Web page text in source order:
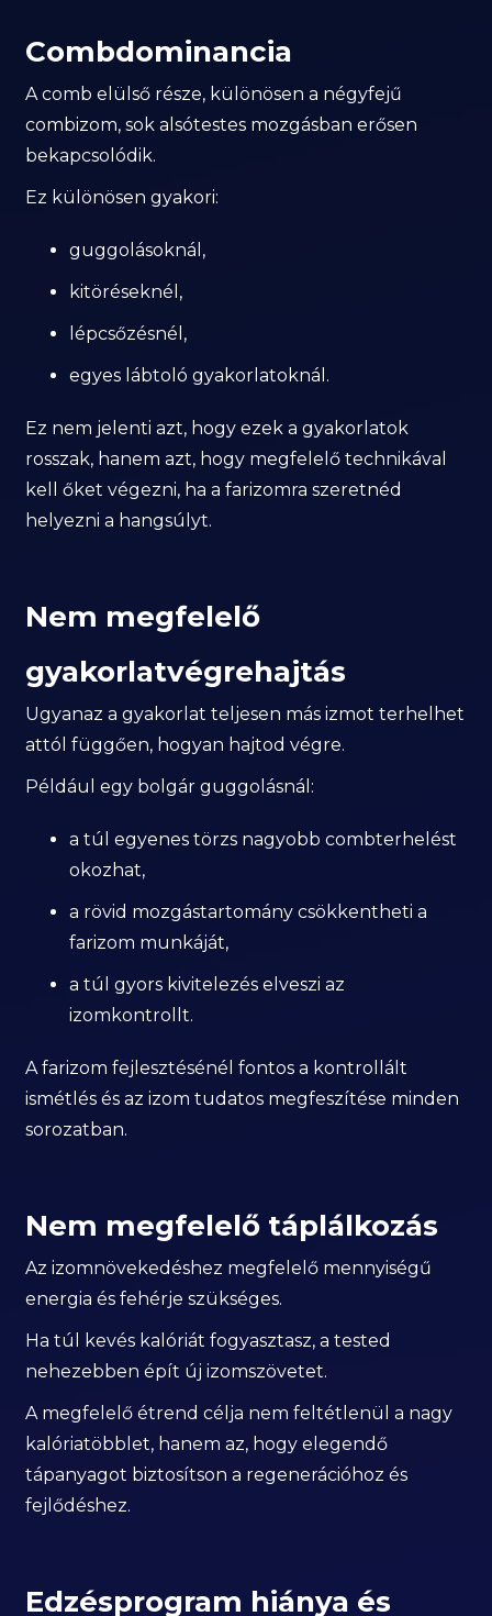
Combdominancia
A comb elülső része, különösen a négyfejű
combizom, sok alsótestes mozgásban erősen
bekapcsolódik.
Ez különösen gyakori:
guggolásoknál,
kitöréseknél,
lépcsőzésnél,
egyes lábtoló gyakorlatoknál.
Ez nem jelenti azt, hogy ezek a gyakorlatok
rosszak, hanem azt, hogy megfelelő technikával
kell őket végezni, ha a farizomra szeretnéd
helyezni a hangsúlyt.
Nem megfelelő
gyakorlatvégrehajtás
Ugyanaz a gyakorlat teljesen más izmot terhelhet
attól függően, hogyan hajtod végre.
Például egy bolgár guggolásnál:
a túl egyenes törzs nagyobb combterhelést
okozhat,
a rövid mozgástartomány csökkentheti a
farizom munkáját,
a túl gyors kivitelezés elveszi az
izomkontrollt.
A farizom fejlesztésénél fontos a kontrollált
ismétlés és az izom tudatos megfeszítése minden
sorozatban.
Nem megfelelő táplálkozás
Az izomnövekedéshez megfelelő mennyiségű
energia és fehérje szükséges.
Ha túl kevés kalóriát fogyasztasz, a tested
nehezebben épít új izomszövetet.
A megfelelő étrend célja nem feltétlenül a nagy
kalóriatöbblet, hanem az, hogy elegendő
tápanyagot biztosítson a regenerációhoz és
fejlődéshez.
Edzésprogram hiánya és